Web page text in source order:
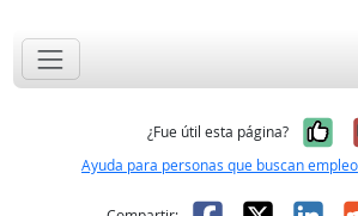
¿Fue útil esta página? Sí,
Ayuda para personas que buscan empleo